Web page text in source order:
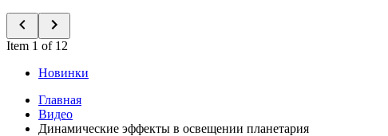
Item 1 of 12
Новинки
Главная
Видео
Динамические эффекты в освещении планетария